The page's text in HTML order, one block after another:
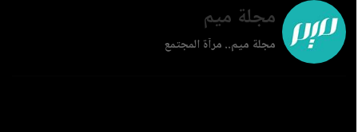
مجلة ميم
مجلة ميم.. مرآة المجتمع